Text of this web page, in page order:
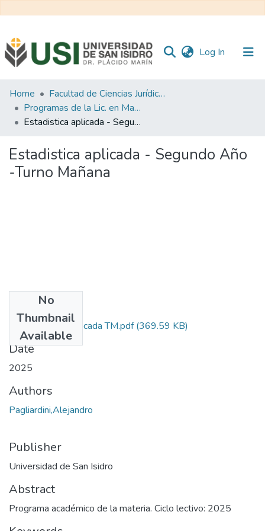
Log In (current)
Communities
&
Collections
Statistics
Home
Facultad de Ciencias Jurídicas y de la Administración
Programas de la Lic. en Marketing
Estadistica aplicada - Segundo Año -Turno Mañana
Estadistica aplicada - Segundo Año
-Turno Mañana
No
Thumbnail
Available
Estadística Aplicada TM.pdf(369.59 KB)
Date
2025
Authors
Pagliardini,Alejandro
Publisher
Universidad de San Isidro
Abstract
Programa académico de la materia. Ciclo lectivo: 2025